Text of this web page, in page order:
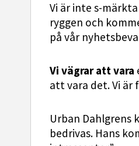
Vi är inte s-
ryggen och
på vår
Vi vägrar att vara
att vara det. Vi är
Urban
bedrivas. Hans